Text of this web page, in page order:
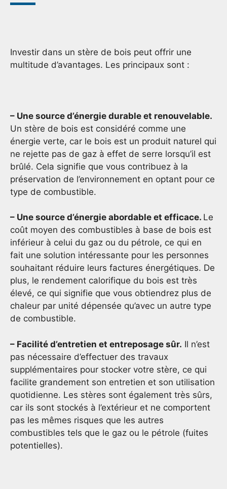
Investir dans un stère de bois peut offrir une
multitude d’avantages. Les principaux sont :
– Une source d’énergie durable et renouvelable.
Un stère de bois est considéré comme une
énergie verte, car le bois est un produit naturel qui
ne rejette pas de gaz à effet de serre lorsqu’il est
brûlé. Cela signifie que vous contribuez à la
préservation de l’environnement en optant pour ce
type de combustible.
– Une source d’énergie abordable et efficace. Le
coût moyen des combustibles à base de bois est
inférieur à celui du gaz ou du pétrole, ce qui en
fait une solution intéressante pour les personnes
souhaitant réduire leurs factures énergétiques. De
plus, le rendement calorifique du bois est très
élevé, ce qui signifie que vous obtiendrez plus de
chaleur par unité dépensée qu’avec un autre type
de combustible.
– Facilité d’entretien et entreposage sûr. Il n’est
pas nécessaire d’effectuer des travaux
supplémentaires pour stocker votre stère, ce qui
facilite grandement son entretien et son utilisation
quotidienne. Les stères sont également très sûrs,
car ils sont stockés à l’extérieur et ne comportent
pas les mêmes risques que les autres
combustibles tels que le gaz ou le pétrole (fuites
potentielles).